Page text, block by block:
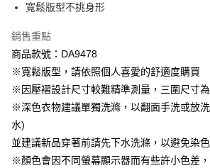
每筆NT$60，滿NT$1,000(含以上)免運費
付款後7-11取貨
每筆NT$60，滿NT$1,000(含以上)免運費
宅配
每筆NT$120，滿NT$1,000(含以上)免運費
付款後門市自取
每筆NT$60，滿NT$1,000(含以上)免運費
寬鬆版型不挑身形
銷售重點
商品款號：DA9478
※寬鬆版型，請依照個人喜愛的舒適度購買
※因壓褶設計尺寸較難精準測量，三圍尺寸
※深色衣物建議單獨洗滌，以翻面手洗或放
水)
並建議新品穿著前請先下水洗滌，以避免染
※顏色會因不同螢幕顯示器而有些許小色差